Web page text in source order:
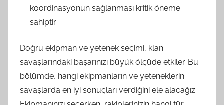
koordinasyonun sağlanması kritik öneme
sahiptir.
Doğru ekipman ve yetenek seçimi, klan
savaşlarındaki başarınızı büyük ölçüde etkiler. Bu
bölümde, hangi ekipmanların ve yeteneklerin
savaşlarda en iyi sonuçları verdiğini ele alacağız.